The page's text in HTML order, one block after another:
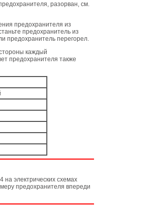
разорван, см.
предохранителя из
предохранитель из
предохранитель перегорел.
каждый
предохранителя также
электрических схемах
предохранителя впереди